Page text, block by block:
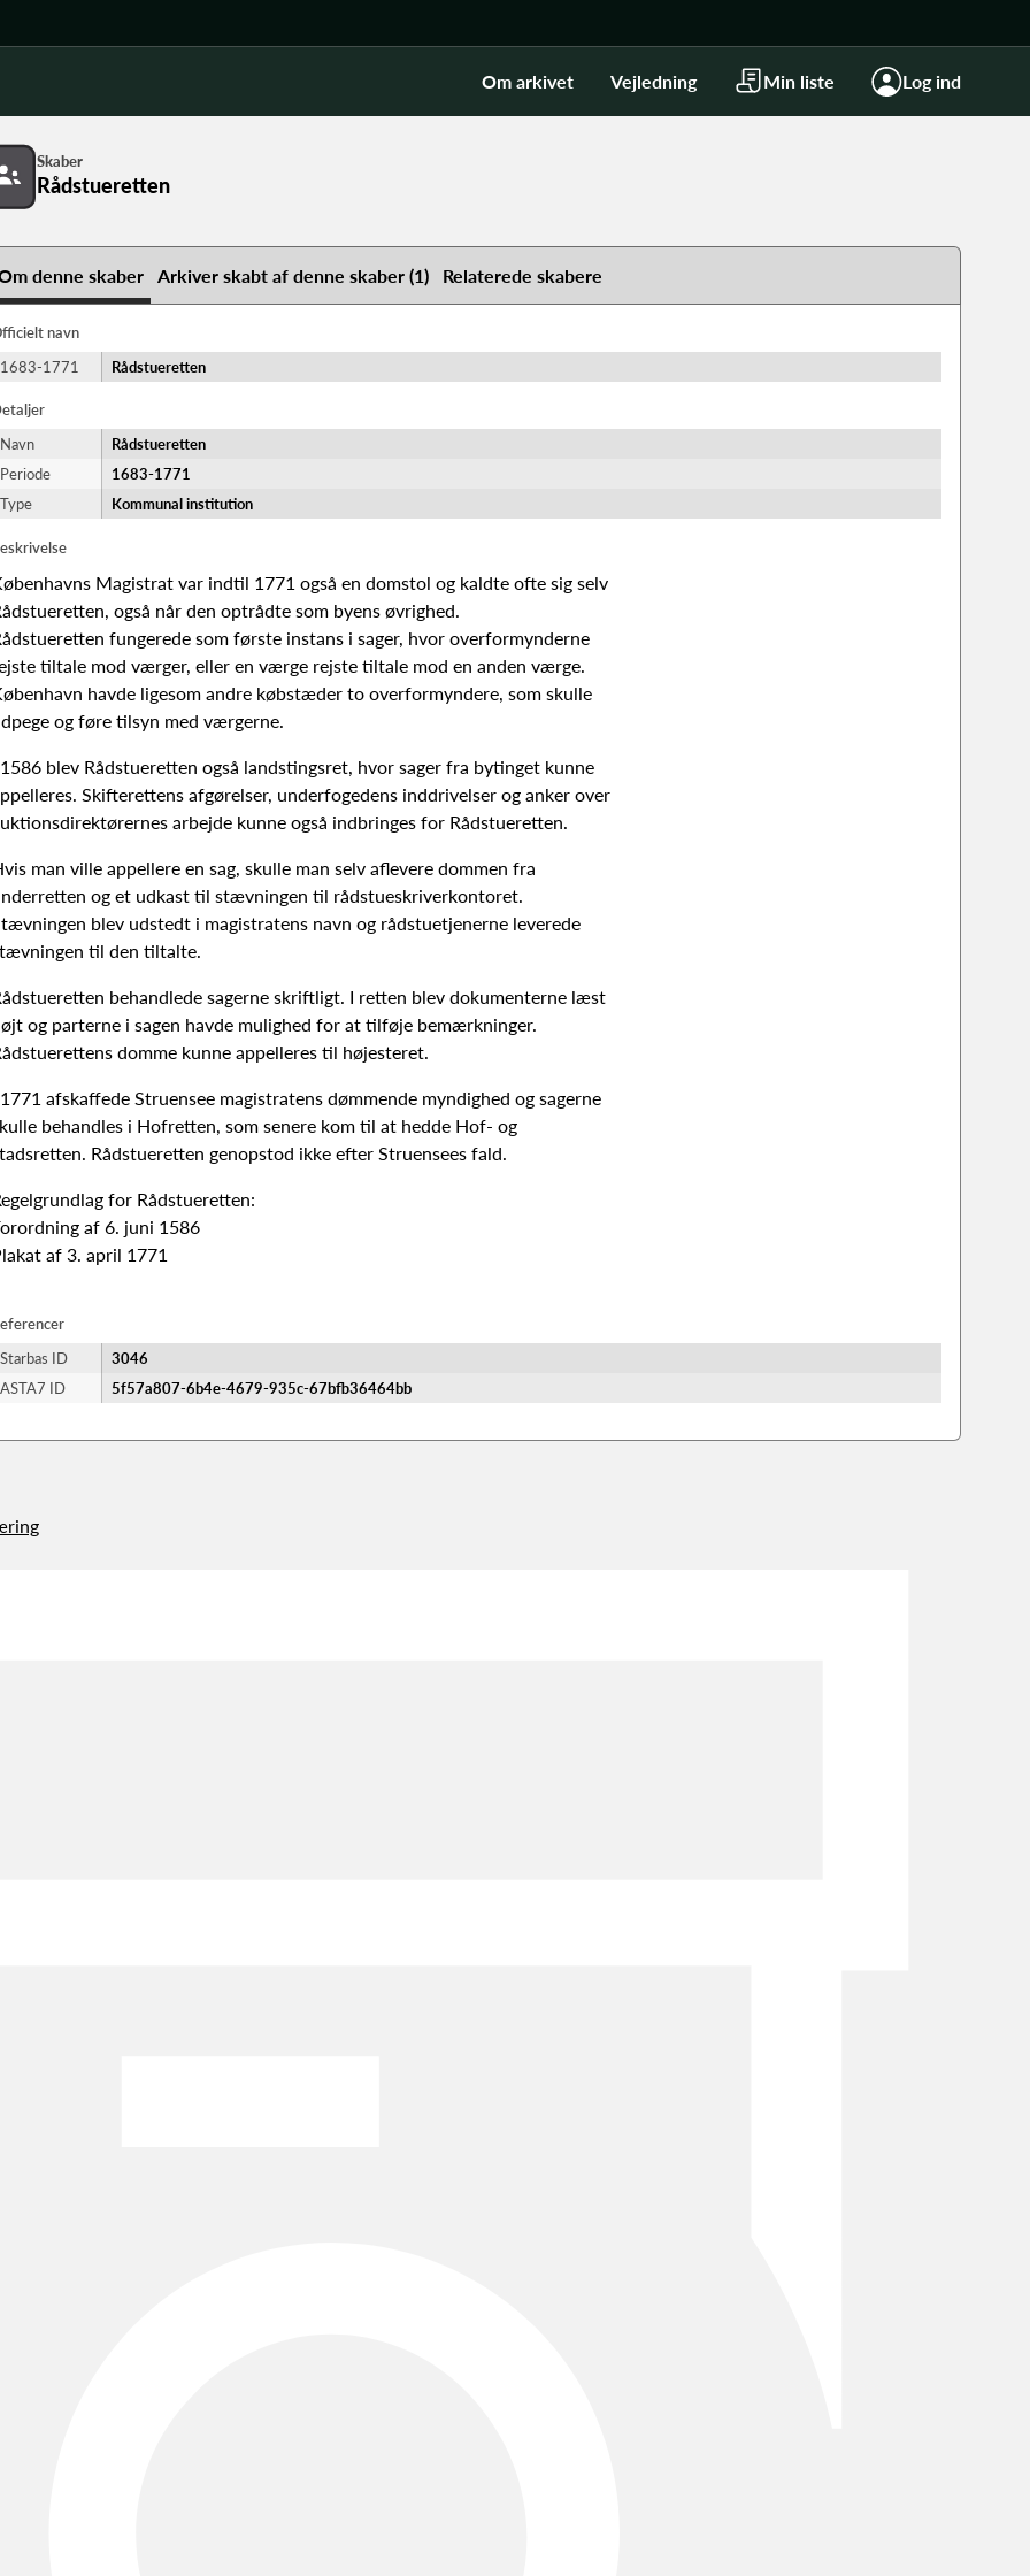
Om arkivet Vejledning Min liste Log ind
Skaber
Rådstueretten
denne skaber Arkiver skabt af denne skaber (1) Relaterede skabere
navn
1683-1771
Rådstueretten
Navn
Rådstueretten
Periode
1683-​1771
Type
Kommunal institution
Magistrat var indtil 1771 også en domstol og kaldte ofte sig selv
også når den optrådte som byens øvrighed.
fungerede som første instans i sager, hvor overformynderne
tiltale mod værger, eller en værge rejste tiltale mod en anden værge.
havde ligesom andre købstæder to overformyndere, som skulle
og føre tilsyn med værgerne.
blev Rådstueretten også landstingsret, hvor sager fra bytinget kunne
Skifterettens afgørelser, underfogedens inddrivelser og anker over
arbejde kunne også indbringes for Rådstueretten.
man ville appellere en sag, skulle man selv aflevere dommen fra
og et udkast til stævningen til rådstueskriverkontoret.
blev udstedt i magistratens navn og rådstuetjenerne leverede
til den tiltalte.
behandlede sagerne skriftligt. I retten blev dokumenterne læst
og parterne i sagen havde mulighed for at tilføje bemærkninger.
domme kunne appelleres til højesteret.
afskaffede Struensee magistratens dømmende myndighed og sagerne
behandles i Hofretten, som senere kom til at hedde Hof- og
Rådstueretten genopstod ikke efter Struensees fald.
for Rådstueretten:
af 6. juni 1586
af 3. april 1771
Starbas ID
3046
ASTA7 ID
5f57a807-6b4e-4679-935c-67bfb36464bb